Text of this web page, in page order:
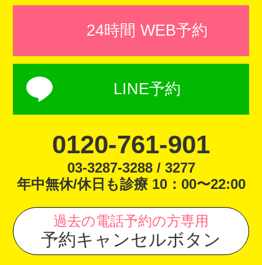
24時間 WEB予約
LINE予約
0120-761-901
03-3287-3288 / 3277
年中無休/休日も診療 10：00〜22:00
過去の電話予約の方専用
予約キャンセルボタン